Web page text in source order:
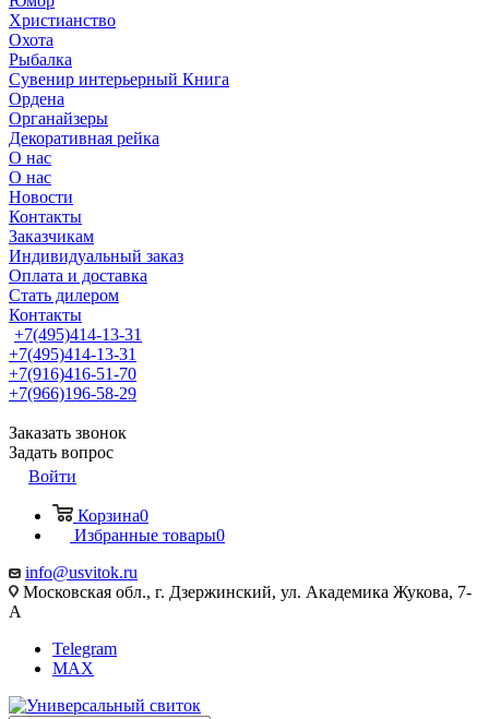
Христианство
Охота
Рыбалка
Сувенир интерьерный Книга
Ордена
Органайзеры
Декоративная рейка
О нас
О нас
Новости
Контакты
Заказчикам
Индивидуальный заказ
Оплата и доставка
Стать дилером
Контакты
+7(495)414-13-31
+7(495)414-13-31
+7(916)416-51-70
+7(966)196-58-29
Заказать звонок
Задать вопрос
Войти
Корзина0
Избранные товары0
info@usvitok.ru
Московская обл., г. Дзержинский, ул. Академика Жукова, 7-
А
Telegram
MAX